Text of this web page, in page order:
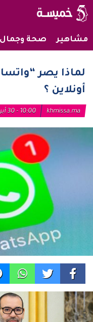
مشاهير صحة وجمال
لماذا يصر
أونلاين ؟
khmissa.ma 10:00 - 30 أبريل 2021